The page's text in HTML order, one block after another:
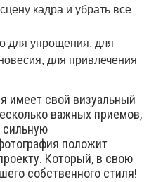
кадра и убрать все
для упрощения, для
для привлечения
имеет свой визуальный
важных приемов,
положит
Который, в свою
собственного стиля!